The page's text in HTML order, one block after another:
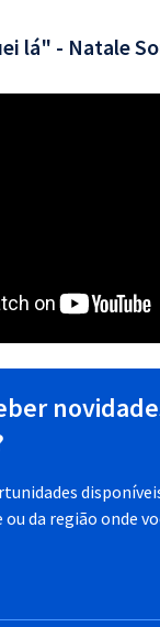
lá" - Natale
da região onde